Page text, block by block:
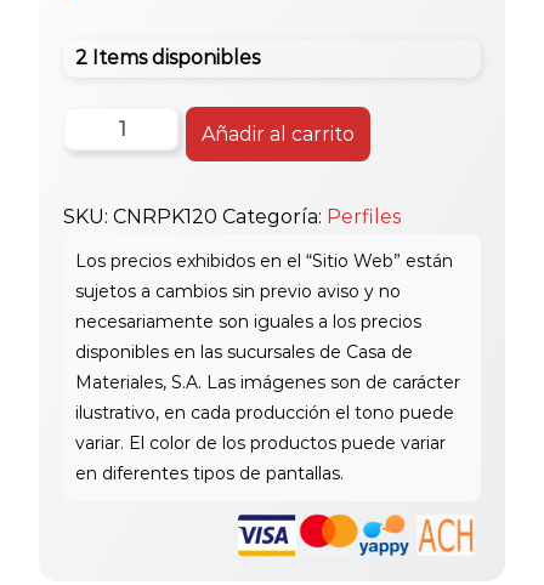
2 Items disponibles
Pvc
Borde
2.5M
#20
cantidad
Añadir al carrito
SKU: CNRPK120 Categoría: Perfiles